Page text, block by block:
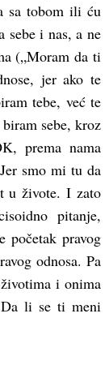
sa tobom ili ću
sebe i nas, a ne
(„Moram da ti
jer ako te
tebe, već te
sebe, kroz
prema nama
smo mi tu da
u živote. I zato
pitanje,
početak pravog
odnosa. Pa
i onima
Da li se ti meni